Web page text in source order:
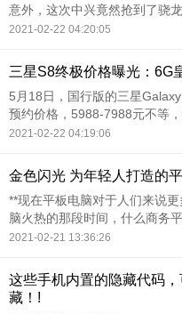
意外，这次中兴竟然抢到了骁
的中兴天机10S Pro与去年发布
由于抢先小米10一
2021-02-22 04:20:05
三星S8终极价格曝光：6G
5月18日，国行版的三星
预约价格，5988-7988元不等
2021-02-22 04:19:06
金色闪光 为年轻人打造的
**现在平板电脑对于人们来说
脑火热的那段时间，什么商务
2021-02-21 13:36:26
这些手机内置的隐藏代码
藏！!